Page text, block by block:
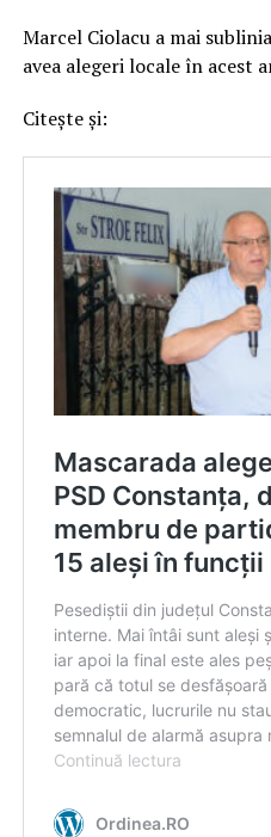
Marcel Ciolacu a mai
avea alegeri locale în acest
Citește și: